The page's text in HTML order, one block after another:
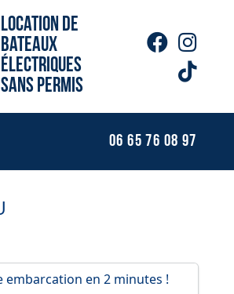
Location de
bateaux
électriques
sans permis
06 65 76 08 97